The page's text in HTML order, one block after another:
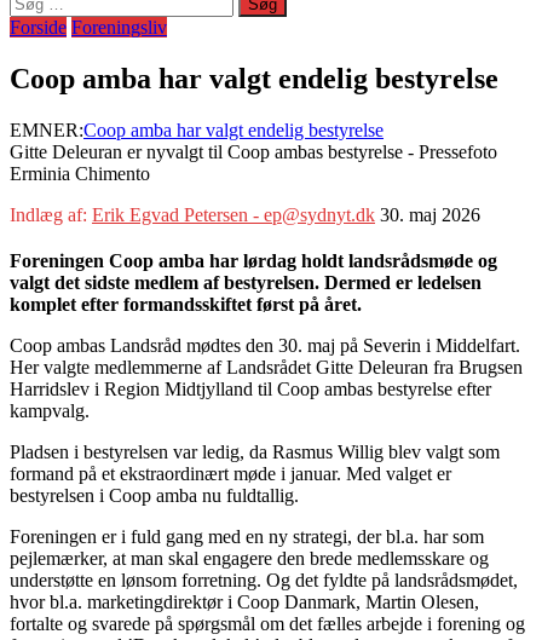
efter:
Forside Foreningsliv
Coop amba har valgt endelig bestyrelse
EMNER:Coop amba har valgt endelig bestyrelse
Gitte Deleuran er nyvalgt til Coop ambas bestyrelse - Pressefoto
Erminia Chimento
Indlæg af: Erik Egvad Petersen - ep@sydnyt.dk 30. maj 2026
Foreningen Coop amba har lørdag holdt landsrådsmøde og
valgt det sidste medlem af bestyrelsen. Dermed er ledelsen
komplet efter formandsskiftet først på året.
Coop ambas Landsråd mødtes den 30. maj på Severin i Middelfart.
Her valgte medlemmerne af Landsrådet Gitte Deleuran fra Brugsen
Harridslev i Region Midtjylland til Coop ambas bestyrelse efter
kampvalg.
Pladsen i bestyrelsen var ledig, da Rasmus Willig blev valgt som
formand på et ekstraordinært møde i januar. Med valget er
bestyrelsen i Coop amba nu fuldtallig.
Foreningen er i fuld gang med en ny strategi, der bl.a. har som
pejlemærker, at man skal engagere den brede medlemsskare og
understøtte en lønsom forretning. Og det fyldte på landsrådsmødet,
hvor bl.a. marketingdirektør i Coop Danmark, Martin Olesen,
fortalte og svarede på spørgsmål om det fælles arbejde i forening og